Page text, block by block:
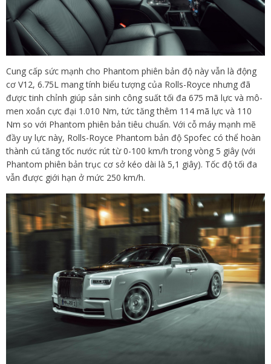
Cung cấp sức mạnh cho Phantom phiên bản độ này vẫn là động
cơ V12, 6.75L mang tính biểu tượng của Rolls-Royce nhưng đã
được tinh chỉnh giúp sản sinh công suất tối đa 675 mã lực và mô-
men xoắn cực đại 1.010 Nm, tức tăng thêm 114 mã lực và 110
Nm so với Phantom phiên bản tiêu chuẩn. Với cỗ máy mạnh mẽ
đầy uy lực này, Rolls-Royce Phantom bản độ Spofec có thể hoàn
thành cú tăng tốc nước rút từ 0-100 km/h trong vòng 5 giây (với
Phantom phiên bản trục cơ sở kéo dài là 5,1 giây). Tốc độ tối đa
vẫn được giới hạn ở mức 250 km/h.